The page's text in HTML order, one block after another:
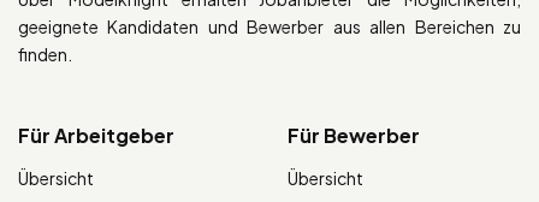
geeignete Kandidaten und Bewerber aus allen Bereichen zu
finden.
Für Arbeitgeber
Übersicht
Für Bewerber
Übersicht